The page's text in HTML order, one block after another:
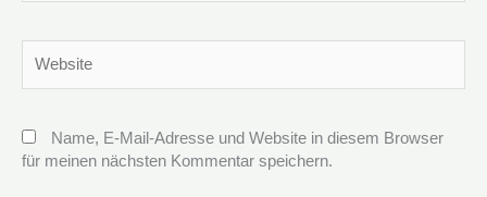
Name, E-Mail-Adresse und Website in diesem Browser
für meinen nächsten Kommentar speichern.